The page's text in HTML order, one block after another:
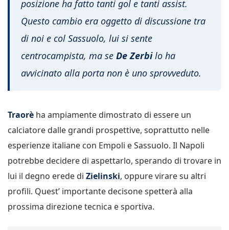
posizione ha fatto tanti gol e tanti assist.
Questo cambio era oggetto di discussione tra
di noi e col Sassuolo, lui si sente
centrocampista, ma se De Zerbilo ha
avvicinato alla porta non è uno sprovveduto.
Traorè ha ampiamente dimostrato di essere un
calciatore dalle grandi prospettive, soprattutto nelle
esperienze italiane con Empoli e Sassuolo. Il Napoli
potrebbe decidere di aspettarlo, sperando di trovare in
lui il degno erede di Zielinski, oppure virare su altri
profili. Quest’ importante decisone spetterà alla
prossima direzione tecnica e sportiva.